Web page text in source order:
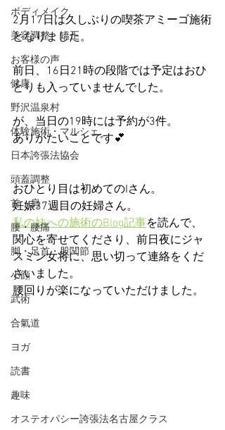
ボディメイク
美容調整・矯正
お客様の声
健康
野沢温泉村
体験施術・マルシェ
日本誇張法協会
頭蓋調整
首・肩
腰・腰痛
脚・足首・股関節
小顔
武術
合氣道
ヨガ
読書
趣味
オステオパシー誇張法名古屋クラス
2月17日は久しぶりの喫茶アミーゴ施術
となりました。
前日、16日21時の段階では予定はおひ
とりも入っていませんでした。
が、当日の19時には予約が3件。
ありがたいことです💕
おひとり目は初めてのIさん。
妊娠37週目の妊婦さん。
私の妹への施術のBlog記事を読んで、
関心を寄せてくださり、前日夜にジャ
スミン女将に、思い切って連絡をくだ
さいました。
腰回りが楽になっていただけました。